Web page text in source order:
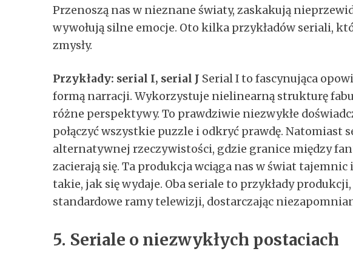
Przenoszą nas w nieznane światy, zaskakują
wywołują silne emocje. Oto kilka przykładów seriali,
zmysły.
Przykłady: serial I, serial J Serial I to fascynująca
formą narracji. Wykorzystuje nielinearną strukturę
różne perspektywy. To prawdziwie niezwykłe
połączyć wszystkie puzzle i odkryć prawdę. Natomiast
alternatywnej rzeczywistości, gdzie granice między
zacierają się. Ta produkcja wciąga nas w świat
takie, jak się wydaje. Oba seriale to przykłady
standardowe ramy telewizji, dostarczając
5. Seriale o niezwykłych postaciach